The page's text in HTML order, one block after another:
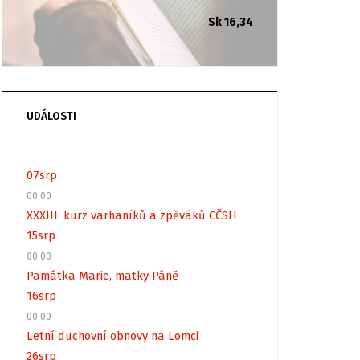
Sk 16,34
UDÁLOSTI
07srp
00:00
XXXIII. kurz varhaníků a zpěváků CČSH
15srp
00:00
Památka Marie, matky Páně
16srp
00:00
Letní duchovní obnovy na Lomci
26srp